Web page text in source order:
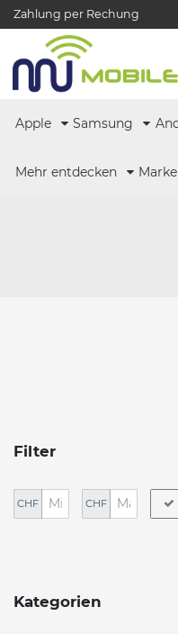
Zahlung per Rechung
Apple Samsung
Mehr entdecken
Filter
CHF CHF
Kategorien